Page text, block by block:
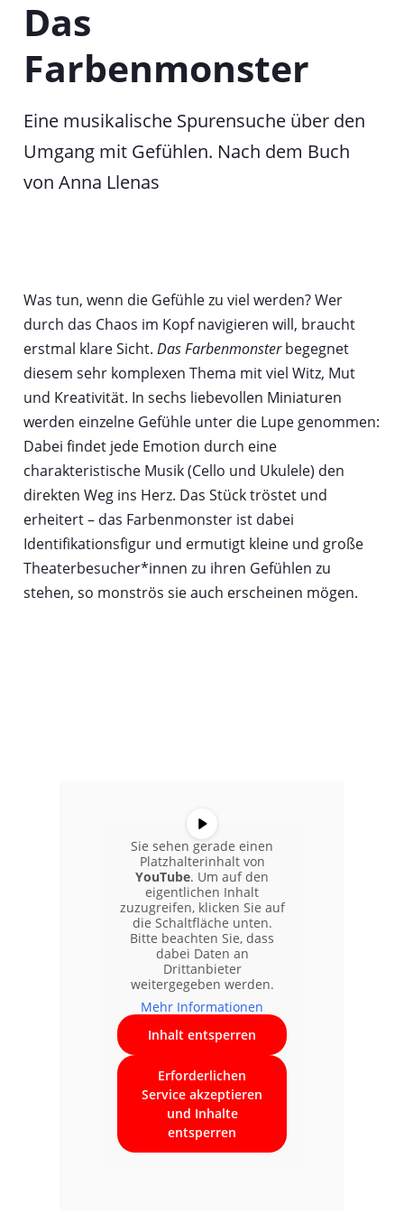
T
a
b
Das
Farbenmonster
Eine musikalische Spurensuche über den
Umgang mit Gefühlen. Nach dem Buch
von Anna Llenas
Was tun, wenn die Gefühle zu viel werden? Wer
durch das Chaos im Kopf navigieren will, braucht
erstmal klare Sicht. Das Farbenmonsterbegegnet
diesem sehr komplexen Thema mit viel Witz, Mut
und Kreativität. In sechs liebevollen Miniaturen
werden einzelne Gefühle unter die Lupe genommen:
Dabei findet jede Emotion durch eine
charakteristische Musik (Cello und Ukulele) den
direkten Weg ins Herz. Das Stück tröstet und
erheitert – das Farbenmonster ist dabei
Identifikationsfigur und ermutigt kleine und große
Theaterbesucher*innen zu ihren Gefühlen zu
stehen, so monströs sie auch erscheinen mögen.
Sie sehen gerade einen
Platzhalterinhalt von
YouTube. Um auf den
eigentlichen Inhalt
zuzugreifen, klicken Sie auf
die Schaltfläche unten.
Bitte beachten Sie, dass
dabei Daten an
Drittanbieter
weitergegeben werden.
Mehr Informationen
Inhalt entsperren
Erforderlichen
Service akzeptieren
und Inhalte
entsperren